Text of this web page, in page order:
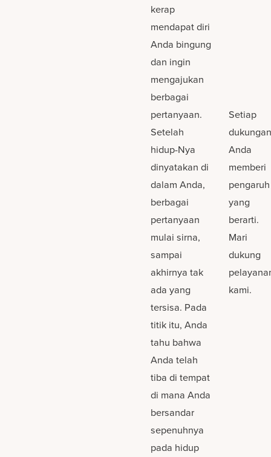
kerap
mendapat diri
Anda bingung
dan ingin
mengajukan
berbagai
pertanyaan.
Setelah
hidup-Nya
dinyatakan di
dalam Anda,
berbagai
pertanyaan
mulai sirna,
sampai
akhirnya tak
ada yang
tersisa. Pada
titik itu, Anda
tahu bahwa
Anda telah
tiba di tempat
di mana Anda
bersandar
sepenuhnya
pada hidup
Setiap
Anda
memberi
pengaruh
yang
berarti.
Mari
dukung
kami.